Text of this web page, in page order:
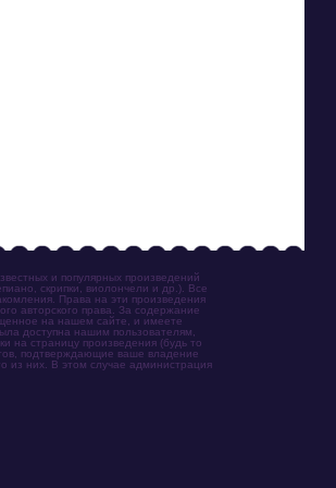
и популярных произведений
скрипки, виолончели и др.). Все
Права на эти произведения
авторского права. За содержание
на нашем сайте, и имеете
доступна нашим пользователям,
на страницу произведения (будь то
подтверждающие ваше владение
из них. В этом случае администрация